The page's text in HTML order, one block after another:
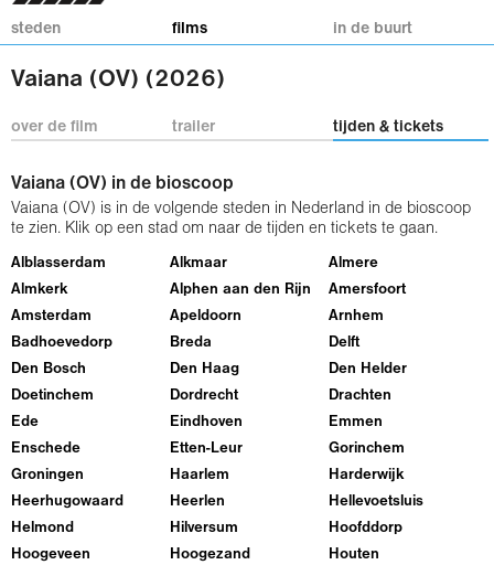
steden films in de buurt
Vaiana (OV) (2026)
over de film trailer tijden & tickets
Vaiana (OV) in de bioscoop
Vaiana (OV) is in de volgende steden in Nederland in de bioscoop
te zien. Klik op een stad om naar de tijden en tickets te gaan.
Alblasserdam Alkmaar Almere
Almkerk Alphen aan den Rijn Amersfoort
Amsterdam Apeldoorn Arnhem
Badhoevedorp Breda Delft
Den Bosch Den Haag Den Helder
Doetinchem Dordrecht Drachten
Ede Eindhoven Emmen
Enschede Etten-Leur Gorinchem
Groningen Haarlem Harderwijk
Heerhugowaard Heerlen Hellevoetsluis
Helmond Hilversum Hoofddorp
Hoogeveen Hoogezand Houten